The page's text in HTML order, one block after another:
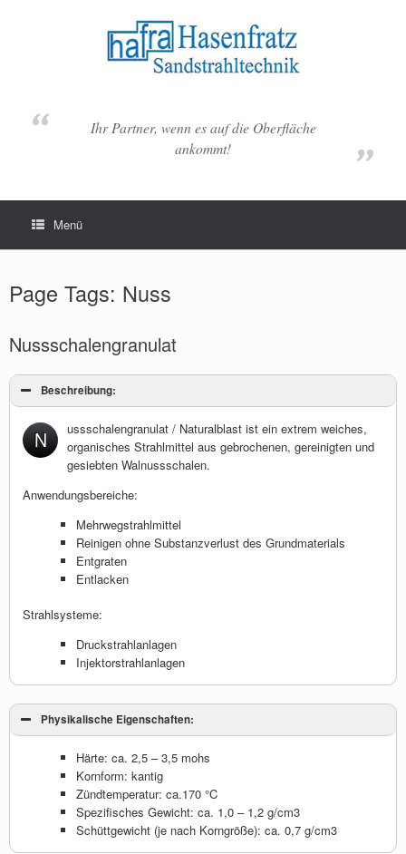
Ihr Partner, wenn es auf die Oberfläche
ankommt!
Menü
Page Tags: Nuss
Nussschalengranulat
Beschreibung:
N
ussschalengranulat / Naturalblast ist ein extrem weiches,
organisches Strahlmittel aus gebrochenen, gereinigten und
gesiebten Walnussschalen.
Anwendungsbereiche:
Mehrwegstrahlmittel
Reinigen ohne Substanzverlust des Grundmaterials
Entgraten
Entlacken
Strahlsysteme:
Druckstrahlanlagen
Injektorstrahlanlagen
Physikalische Eigenschaften:
Härte: ca. 2,5 – 3,5 mohs
Kornform: kantig
Zündtemperatur: ca.170 °C
Spezifisches Gewicht: ca. 1,0 – 1,2 g/cm3
Schüttgewicht (je nach Korngröße): ca. 0,7 g/cm3